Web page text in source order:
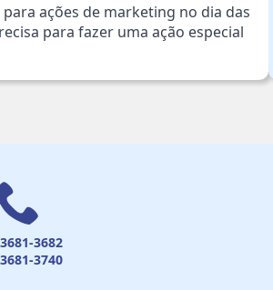
ações de marketing no dia das
para fazer uma ação especial
3682
3740